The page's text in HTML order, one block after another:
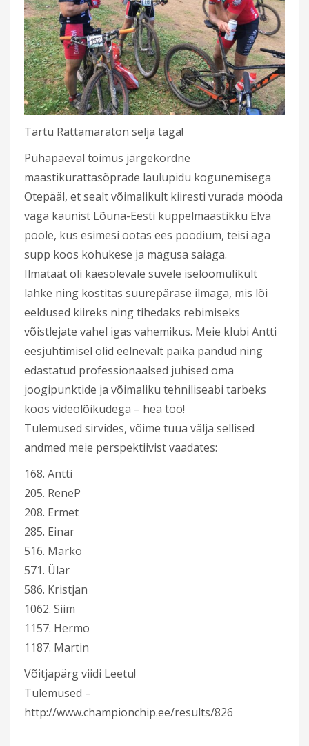
Tartu Rattamaraton selja taga!
Pühapäeval toimus järgekordne
maastikurattasõprade laulupidu kogunemisega
Otepääl, et sealt võimalikult kiiresti vurada mööda
väga kaunist Lõuna-Eesti kuppelmaastikku Elva
poole, kus esimesi ootas ees poodium, teisi aga
supp koos kohukese ja magusa saiaga.
Ilmataat oli käesolevale suvele iseloomulikult
lahke ning kostitas suurepärase ilmaga, mis lõi
eeldused kiireks ning tihedaks rebimiseks
võistlejate vahel igas vahemikus. Meie klubi Antti
eesjuhtimisel olid eelnevalt paika pandud ning
edastatud professionaalsed juhised oma
joogipunktide ja võimaliku tehniliseabi tarbeks
koos videolõikudega – hea töö!
Tulemused sirvides, võime tuua välja sellised
andmed meie perspektiivist vaadates:
168. Antti
205. ReneP
208. Ermet
285. Einar
516. Marko
571. Ülar
586. Kristjan
1062. Siim
1157. Hermo
1187. Martin
Võitjapärg viidi Leetu!
Tulemused –
http://www.championchip.ee/results/826